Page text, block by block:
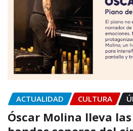
ACTUALIDAD CULTURA
Óscar Molina lleva